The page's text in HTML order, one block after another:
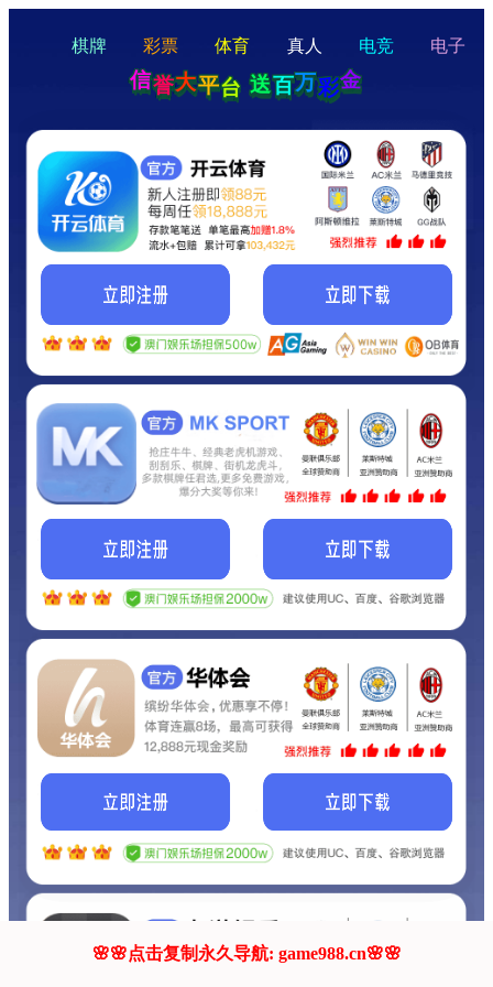
hello
Hey Guys!
我们即将上线啦...
我们的网站正在建设.
它将是非常棒的网站.
联系我们!